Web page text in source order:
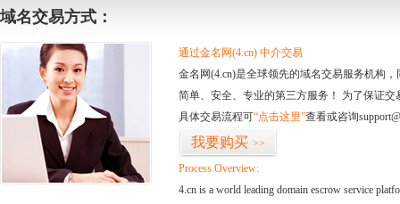
域名交易方式：
通过金名网(4.cn) 中介交易
金名网(4.cn)是全球领先的域名交易服务机构
简单、安全、专业的第三方服务！ 为了保证
具体交易流程可“点击这里”查看或咨询
我要购买 >>
Process Overview:
4.cn is a world leading domain escrow service